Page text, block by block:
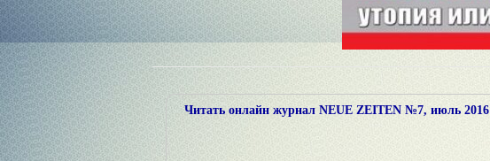
Читать онлайн журнал NEUE ZEITEN №7, июль 2016